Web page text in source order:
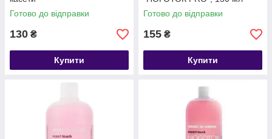
Готово до відправки
130 ₴
Купити
Готово до відправки
155 ₴
Купити